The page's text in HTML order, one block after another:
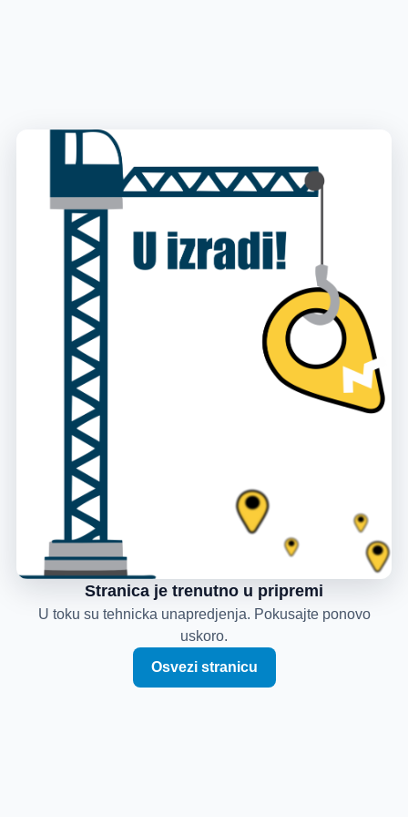
Stranica je trenutno u pripremi
U toku su tehnicka unapredjenja. Pokusajte ponovo
uskoro.
Osvezi stranicu